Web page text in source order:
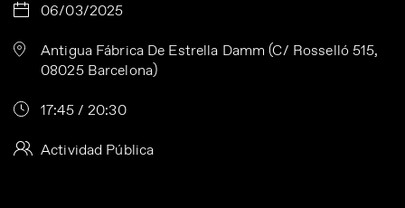
06/03/2025
Antigua Fábrica De Estrella Damm (C/ Rosselló 515,
08025 Barcelona)
17:45 / 20:30
Actividad Pública